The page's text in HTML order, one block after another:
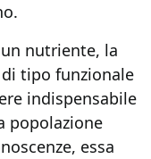
nutriente, la
tipo funzionale
indispensabile
popolazione
essa